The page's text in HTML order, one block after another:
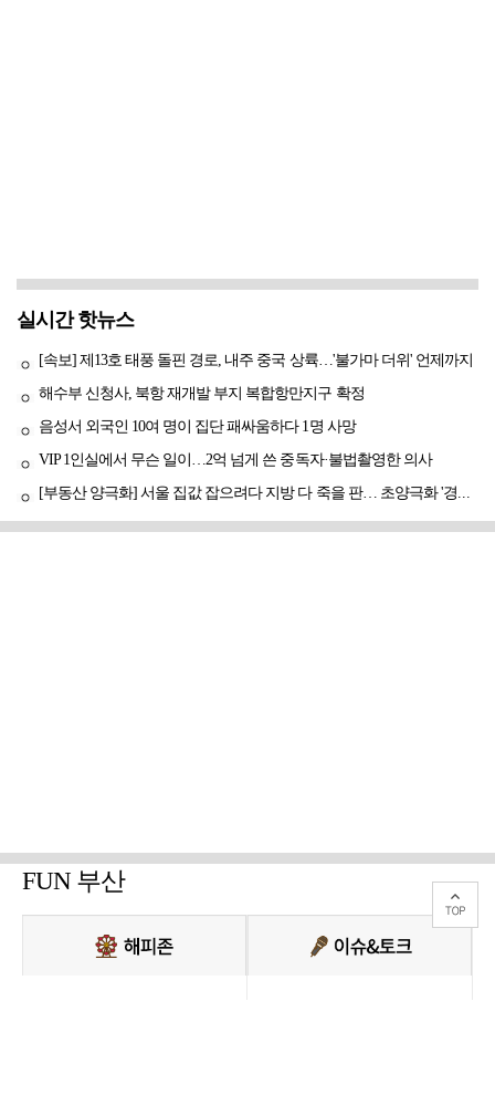
실시간 핫뉴스
[속보] 제13호 태풍 돌핀 경로, 내주 중국 상륙…'불가마 더위' 언제까지
해수부 신청사, 북항 재개발 부지 복합항만지구 확정
음성서 외국인 10여 명이 집단 패싸움하다 1명 사망
VIP 1인실에서 무슨 일이…2억 넘게 쓴 중독자·불법촬영한 의사
[부동산 양극화] 서울 집값 잡으려다 지방 다 죽을 판… 초양극화 '경고등'
FUN 부산